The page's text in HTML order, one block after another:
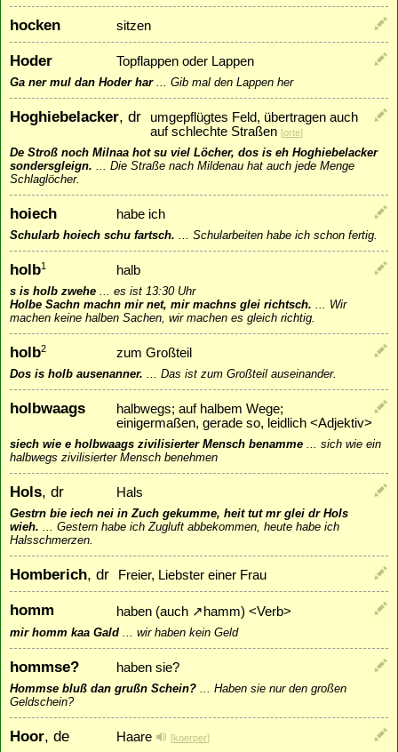
hocken sitzen
Hoder Topflappen oder Lappen
Ga ner mul dan Hoder har... Gib mal den Lappen her
Hoghiebelacker, dr
umgepflügtes Feld, übertragen auch
auf schlechte Straßen [orte]
De Stroß noch Milnaa hot su viel Löcher, dos is eh Hoghiebelacker
sondersgleign.
Die Straße nach Mildenau hat auch jede Menge
Schlaglöcher.
hoiech habe ich
Schularb hoiech schu fartsch. Schularbeiten habe ich schon fertig.
holb1 halb
s is holb zwehe
es ist 13:30 Uhr
Holbe Sachn machn mir net, mir machns glei richtsch.
Wir
machen keine halben Sachen, wir machen es gleich richtig.
holb2 zum Großteil
Dos is holb ausenanner. Das ist zum Großteil auseinander.
holbwaags
halbwegs; auf halbem Wege;
einigermaßen, gerade so, leidlich <Adjektiv>
siech wie e holbwaags zivilisierter Mensch benamme
sich wie ein
halbwegs zivilisierter Mensch benehmen
Hols, dr Hals
Gestrn bie iech nei in Zuch gekumme, heit tut mr glei dr Hols
wieh.
Gestern habe ich Zugluft abbekommen, heute habe ich
Halsschmerzen.
Homberich, dr Freier, Liebster einer Frau
homm haben (auch ↗ hamm) <Verb>
mir homm kaa Gald wir haben kein Geld
hommse? haben sie?
Hommse bluß dan grußn Schein?
Haben sie nur den großen
Geldschein?
Hoor, de Haare [koerper]